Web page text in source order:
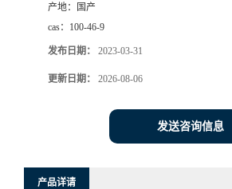
产地：
国产
cas： 100-46-9
发布日期： 2023-03-31
更新日期： 2026-08-06
发送咨询信息
产品详请